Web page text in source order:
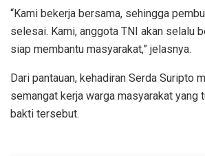
“Kami bekerja bersama, sehingga
selesai. Kami, anggota TNI akan selalu
siap membantu masyarakat,” jelasnya.
Dari pantauan, kehadiran Serda Suripto
semangat kerja warga masyarakat yang
bakti tersebut.